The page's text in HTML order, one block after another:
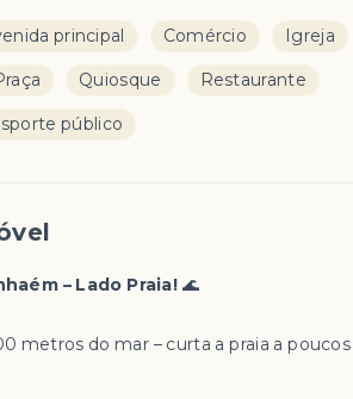
principal Comércio Igreja
Quiosque Restaurante
público
– Lado Praia! 🌊
metros do mar – curta a praia a poucos